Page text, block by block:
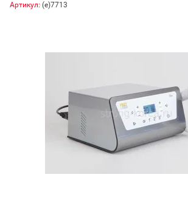
Артикул: (е)7713